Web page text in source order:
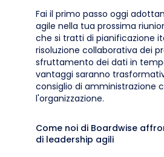
Fai il primo passo oggi
agile nella tua prossima
che si tratti di pianificazione
risoluzione collaborativa dei
sfruttamento dei dati in
vantaggi saranno
consiglio di amministrazione
l'organizzazione.
Come noi di Boardwise
di leadership agili